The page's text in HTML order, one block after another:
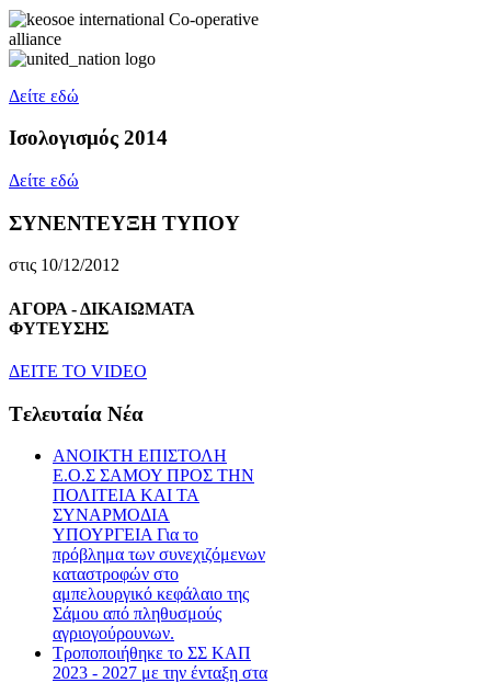
Δείτε εδώ
Ισολογισμός 2014
Δείτε εδώ
ΣΥΝΕΝΤΕΥΞΗ ΤΥΠΟΥ
στις 10/12/2012
ΑΓΟΡΑ - ΔΙΚΑΙΩΜΑΤΑ
ΦΥΤΕΥΣΗΣ
ΔEITE TO VIDEO
Tελευταία Nέα
ΑΝΟΙΚΤΗ ΕΠΙΣΤΟΛΗ
Ε.Ο.Σ ΣΑΜΟΥ ΠΡΟΣ ΤΗΝ
ΠΟΛΙΤΕΙΑ ΚΑΙ ΤΑ
ΣΥΝΑΡΜΟΔΙΑ
ΥΠΟΥΡΓΕΙΑ Για το
πρόβλημα των συνεχιζόμενων
καταστροφών στο
αμπελουργικό κεφάλαιο της
Σάμου από πληθυσμούς
αγριογούρουνων.
Τροποποιήθηκε το ΣΣ ΚΑΠ
2023 - 2027 με την ένταξη στα